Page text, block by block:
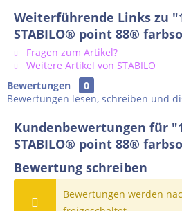
Weiterführende Links zu
STABILO® point 88®
Fragen zum Artikel?
Weitere Artikel von STABILO
Bewertungen
0
Bewertungen lesen, schreiben und
Kundenbewertungen für
STABILO® point 88®
Bewertung schreiben
Bewertungen werden